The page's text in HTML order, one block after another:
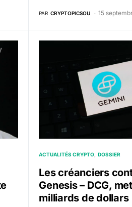
PAR CRYPTOPICSOU 15
bulletins de vote dans l’accord
Les créanciers
ACTUALITÉS CRYPTO DOSSIER
Les créanciers
Genesis – DCG,
milliards de dollars